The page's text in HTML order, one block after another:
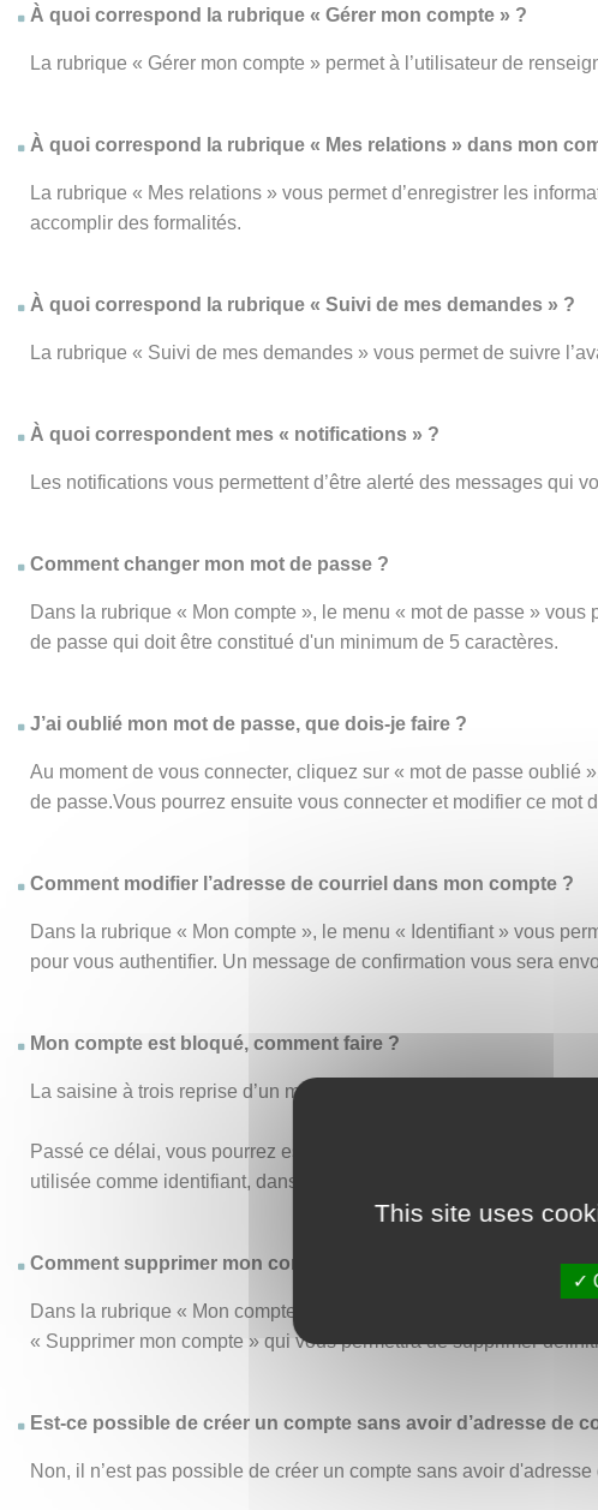
This site uses
À quoi correspond la rubrique « Gérer mon compte » ?
La rubrique « Gérer mon compte » permet à l’utilisateur de
À quoi correspond la rubrique « Mes relations » dans mon
La rubrique « Mes relations » vous permet d’enregistrer les
accomplir des formalités.
À quoi correspond la rubrique « Suivi de mes demandes » ?
La rubrique « Suivi de mes demandes » vous permet de suivre
À quoi correspondent mes « notifications » ?
Les notifications vous permettent d’être alerté des messages qui
Comment changer mon mot de passe ?
Dans la rubrique « Mon compte », le menu « mot de passe »
de passe qui doit être constitué d'un minimum de 5 caractères.
J’ai oublié mon mot de passe, que dois-je faire ?
Au moment de vous connecter, cliquez sur « mot de passe
de passe.Vous pourrez ensuite vous connecter et modifier ce mot
Comment modifier l’adresse de courriel dans mon compte ?
Dans la rubrique « Mon compte », le menu « Identifiant » vous
pour vous authentifier. Un message de confirmation vous sera
Mon compte est bloqué, comment faire ?
La saisine à trois reprise d’un mot de passe ou d’un identifiant
Passé ce délai, vous pourrez essayer de vous connecter de
utilisée comme identifiant, dans vos anciens accusés de
Comment supprimer mon compte ?
Dans la rubrique « Mon compte », le menu « Mon compte » vous
« Supprimer mon compte » qui vous permettra de supprimer
Est-ce possible de créer un compte sans avoir d’adresse de
Non, il n’est pas possible de créer un compte sans avoir d'adresse